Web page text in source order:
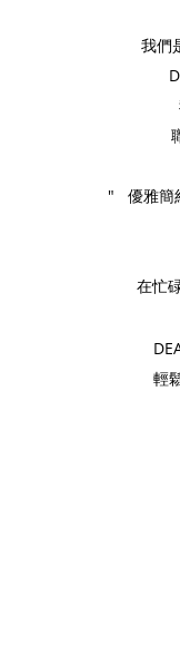
我們
" 優雅簡
在忙
輕